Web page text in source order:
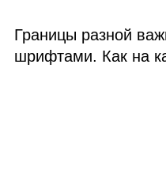
Границы разной
шрифтами. Как на